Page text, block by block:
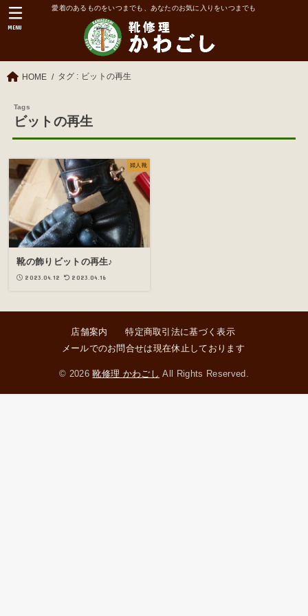
愛着のあるものをいつまでも、あなたのお気に入りをいつまでも
MENU
HOME タグ : ビットの再生
ビットの再生
婦人靴
靴の飾りビットの再生♪
2023.04.12 2023.04.16
店舗案内
特定商取引法に基づく表示
メールでのお問合せは現在休止しております
© 2026靴修理 かわごし All Rights Reserved.